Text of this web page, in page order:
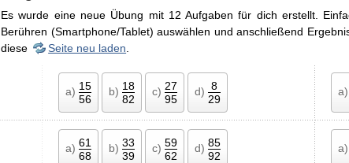
Es wurde eine neue Übung mit 12 Aufgaben für dich erstellt.
Berühren (Smartphone/Tablet) auswählen und anschließend
diese
Seite neu laden
a) 15
56
b) 18
82
c) 27
95
d) 8
29
a)
a) 61
68
b) 33
39
c) 59
62
d) 85
92
a)